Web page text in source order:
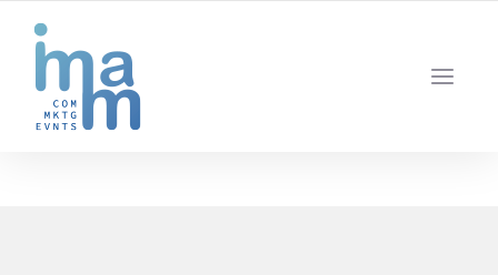
IBIZA · MADRID · BARCELONA